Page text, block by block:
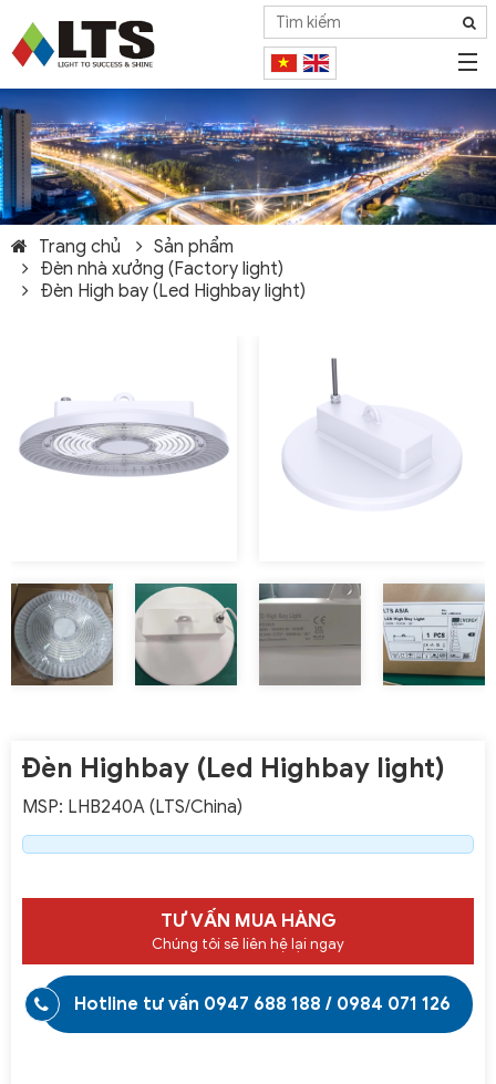
Trang chủ
Sản phẩm
Đèn nhà xưởng (Factory light)
Đèn High bay (Led Highbay light)
Đèn Highbay (Led Highbay light)
MSP: LHB240A (LTS/China)
TƯ VẤN MUA HÀNG
Chúng tôi sẽ liên hệ lại ngay
Hotline tư vấn 0947 688 188 / 0984 071 126